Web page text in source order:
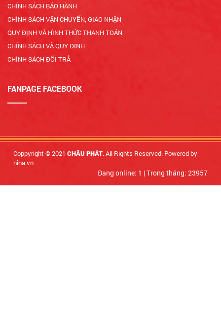
CHÍNH SÁCH BẢO HÀNH
CHÍNH SÁCH VẬN CHUYỂN, GIAO NHẬN
QUY ĐỊNH VÀ HÌNH THỨC THANH TOÁN
CHÍNH SÁCH VÀ QUY ĐỊNH
CHÍNH SÁCH ĐỔI TRẢ
FANPAGE FACEBOOK
Coppyright © 2021 CHÂU PHÁT. All Rights Reserved. Powered by
nina.vn
Đang online: 1 |Trong tháng: 23957